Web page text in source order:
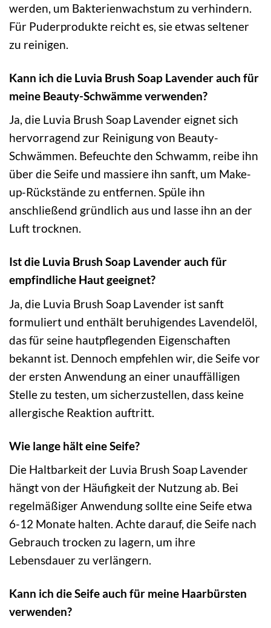
werden, um Bakterienwachstum zu verhindern.
Für Puderprodukte reicht es, sie etwas seltener
zu reinigen.
Kann ich die Luvia Brush Soap Lavender auch für
meine Beauty-Schwämme verwenden?
Ja, die Luvia Brush Soap Lavender eignet sich
hervorragend zur Reinigung von Beauty-
Schwämmen. Befeuchte den Schwamm, reibe ihn
über die Seife und massiere ihn sanft, um Make-
up-Rückstände zu entfernen. Spüle ihn
anschließend gründlich aus und lasse ihn an der
Luft trocknen.
Ist die Luvia Brush Soap Lavender auch für
empfindliche Haut geeignet?
Ja, die Luvia Brush Soap Lavender ist sanft
formuliert und enthält beruhigendes Lavendelöl,
das für seine hautpflegenden Eigenschaften
bekannt ist. Dennoch empfehlen wir, die Seife vor
der ersten Anwendung an einer unauffälligen
Stelle zu testen, um sicherzustellen, dass keine
allergische Reaktion auftritt.
Wie lange hält eine Seife?
Die Haltbarkeit der Luvia Brush Soap Lavender
hängt von der Häufigkeit der Nutzung ab. Bei
regelmäßiger Anwendung sollte eine Seife etwa
6-12 Monate halten. Achte darauf, die Seife nach
Gebrauch trocken zu lagern, um ihre
Lebensdauer zu verlängern.
Kann ich die Seife auch für meine Haarbürsten
verwenden?